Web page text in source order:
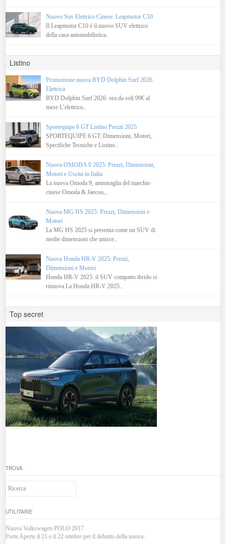
Nuovo Suv Elettrico Cinese: Leapmotor C10
Il Leapmotor C10 è il nuovo SUV elettrico
della casa automobilistica..
Listino
Promozione nuova BYD Dolphin Surf 2026
Elettrica
BYD Dolphin Surf 2026: ora da soli 99€ al
mese L’elettrico..
Sportequipe 6 GT Listino Prezzi 2025
SPORTEQUIPE 6 GT: Dimensioni, Motori,
Specifiche Tecniche e Listino..
Nuova OMODA 9 2025: Prezzi, Dimensioni,
Motori e Uscita in Italia
La nuova Omoda 9, ammiraglia del marchio
cinese Omoda & Jaecoo,..
Nuova MG HS 2025: Prezzi, Dimensioni e
Motori
La MG HS 2025 si presenta come un SUV di
medie dimensioni che unisce..
Nuova Honda HR-V 2025: Prezzi,
Dimensioni e Motori
Honda HR-V 2025: il SUV compatto ibrido si
rinnova La Honda HR-V 2025..
Top secret
TROVA
UTILITARIE
Nuova Volkswagen POLO 2017
Porte Aperte il 21 e il 22 ottobre per il debutto della nuova..